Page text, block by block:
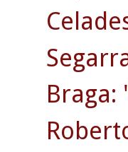
Braga: